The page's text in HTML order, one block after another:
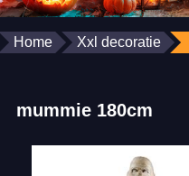
Home Xxl decoratie
mummie 180cm